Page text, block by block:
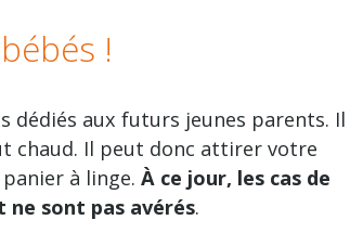
!
dédiés aux futurs jeunes parents. Il
chaud. Il peut donc attirer votre
à linge. À ce jour, les cas de
ne sont pas avérés.